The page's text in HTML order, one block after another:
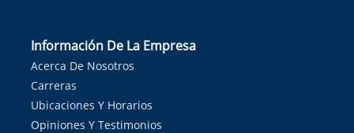
Información De La Empresa
Acerca De Nosotros
Carreras
Ubicaciones Y Horarios
Opiniones Y Testimonios